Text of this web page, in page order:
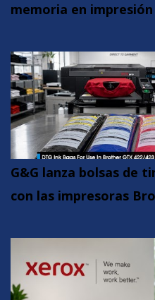
memoria en impresión
G&G lanza bolsas de
con las impresoras